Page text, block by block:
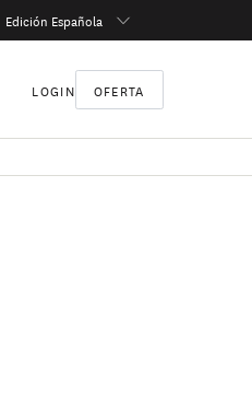
Edición Española
LOGIN OFERTA